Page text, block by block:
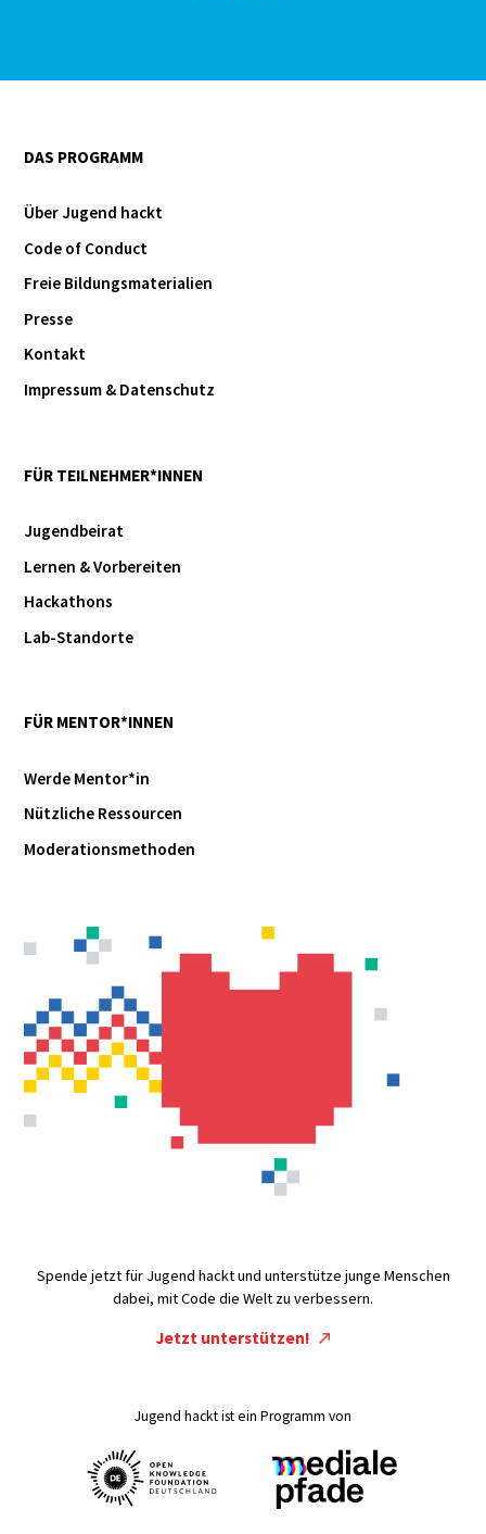
DAS PROGRAMM
Über Jugend hackt
Code of Conduct
Freie Bildungsmaterialien
Presse
Kontakt
Impressum & Datenschutz
FÜR TEILNEHMER*INNEN
Jugendbeirat
Lernen & Vorbereiten
Hackathons
Lab-Standorte
FÜR MENTOR*INNEN
Werde Mentor*in
Nützliche Ressourcen
Moderationsmethoden
Spende jetzt für Jugend hackt und unterstütze junge Menschen
dabei, mit Code die Welt zu verbessern.
Jetzt unterstützen!
Jugend hackt ist ein Programm von